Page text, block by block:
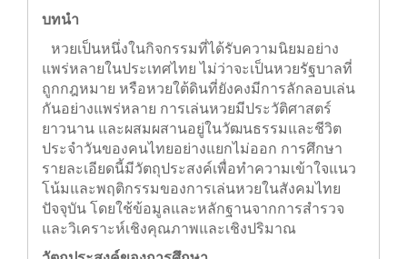
บทนำ
หวยเป็นหนึ่งในกิจกรรมที่ได้รับความนิยมอย่าง
แพร่หลายในประเทศไทย ไม่ว่าจะเป็นหวย
รัฐบาลที่ถูกกฎหมาย หรือหวยใต้ดินที่ยังคงมีการ
ลักลอบเล่นกันอย่างแพร่หลาย การเล่นหวยมี
ประวัติศาสตร์ยาวนาน และผสมผสานอยู่ใน
วัฒนธรรมและชีวิตประจำวันของคนไทยอย่างแยก
ไม่ออก การศึกษารายละเอียดนี้มีวัตถุประสงค์เพื่อ
ทำความเข้าใจแนวโน้มและพฤติกรรมของการเล่น
หวยในสังคมไทยปัจจุบัน โดยใช้ข้อมูลและหลักฐาน
จากการสำรวจและวิเคราะห์เชิงคุณภาพและเชิง
ปริมาณ